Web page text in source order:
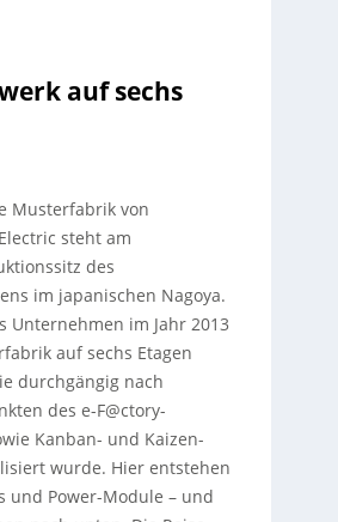
auf sechs
Musterfabrik von
steht am
des
im japanischen Nagoya.
Unternehmen im Jahr 2013
auf sechs Etagen
durchgängig nach
des e-F@ctory-
Kanban- und Kaizen-
wurde. Hier entstehen
und Power-Module – und